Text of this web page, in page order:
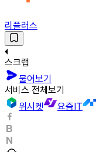
리플러스
스크랩
물어보기
서비스 전체보기
위시켓
요즘IT